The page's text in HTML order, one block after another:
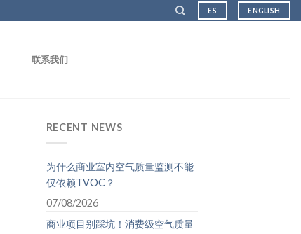
ES ENGLISH
联系我们
RECENT NEWS
为什么商业室内空气质量监测不能
仅依赖TVOC？
07/08/2026
商业项目别踩坑！消费级空气质量